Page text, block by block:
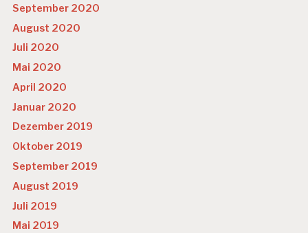
September 2020
August 2020
Juli 2020
Mai 2020
April 2020
Januar 2020
Dezember 2019
Oktober 2019
September 2019
August 2019
Juli 2019
Mai 2019